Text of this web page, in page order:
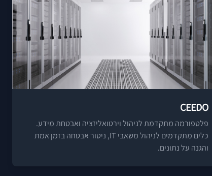
CEEDO
פלטפורמה מתקדמת לניהול וירטואליזציה ואבטחת מידע.
כלים מתקדמים לניהול משאבי IT, ניטור אבטחה בזמן אמת
והגנה על נתונים.